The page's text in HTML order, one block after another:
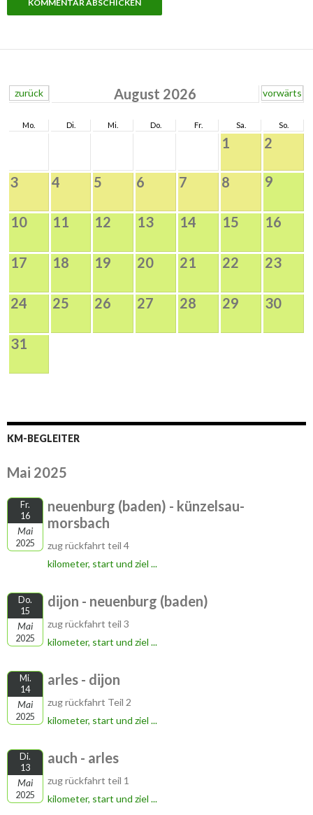
zurück August 2026 vorwärts
Mo. Di. Mi. Do. Fr. Sa. So.
1 2
3 4 5 6 7 8 9
10 11 12 13 14 15 16
17 18 19 20 21 22 23
24 25 26 27 28 29 30
31
KM-BEGLEITER
Mai 2025
Fr.
16
Mai
2025
neuenburg (baden) - künzelsau-
morsbach
zug rückfahrt teil 4
kilometer, start und ziel ...
Do.
15
Mai
2025
dijon - neuenburg (baden)
zug rückfahrt teil 3
kilometer, start und ziel ...
Mi.
14
Mai
2025
arles - dijon
zug rückfahrt Teil 2
kilometer, start und ziel ...
Di.
13
Mai
2025
auch - arles
zug rückfahrt teil 1
kilometer, start und ziel ...